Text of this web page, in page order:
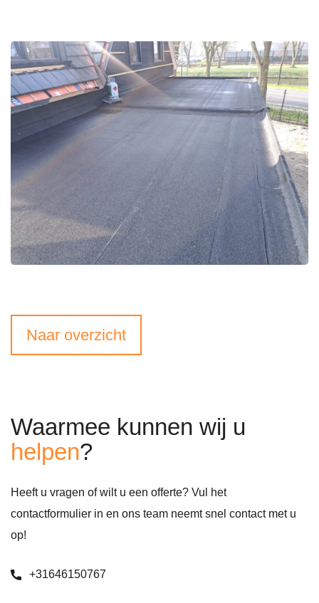
Naar overzicht
Waarmee kunnen wij u
helpen?
Heeft u vragen of wilt u een offerte? Vul het
contactformulier in en ons team neemt snel contact met u
op!
+31646150767